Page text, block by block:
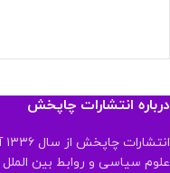
درباره انتشارات چاپخش
علوم سیاسی و روابط بین الملل